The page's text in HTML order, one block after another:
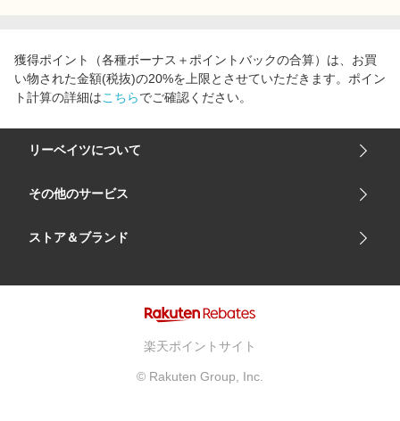
獲得ポイント（各種ボーナス＋ポイントバックの合算）は、お買
い物された金額(税抜)の20%を上限とさせていただきます。ポイン
ト計算の詳細はこちらでご確認ください。
リーベイツについて
会社概要
サイトマップ
リーベイツ ポイントアシスト
その他のサービス
楽天市場
ストア＆ブランド
楽天ポイントサイト
© Rakuten Group, Inc.